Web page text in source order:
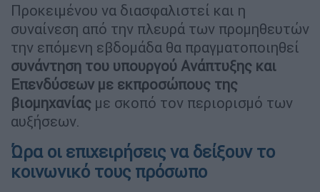
Προκειμένου να διασφαλιστεί και η
συναίνεση από την πλευρά των προμηθευτών
την επόμενη εβδομάδα θα πραγματοποιηθεί
συνάντηση του υπουργού Ανάπτυξης και
Επενδύσεων με εκπροσώπους της
βιομηχανίας με σκοπό τον περιορισμό των
αυξήσεων.
Ώρα οι επιχειρήσεις να δείξουν το
κοινωνικό τους πρόσωπο